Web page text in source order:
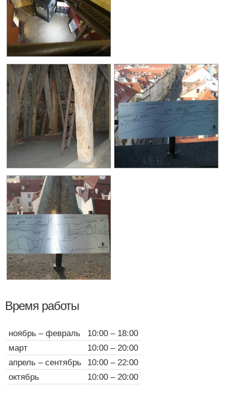
Время работы
ноябрь – февраль
10:00 – 18:00
март
10:00 – 20:00
апрель – сентябрь
10:00 – 22:00
октябрь
10:00 – 20:00